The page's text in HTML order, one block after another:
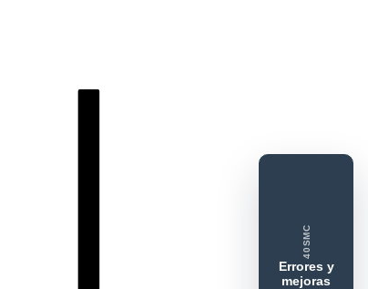
40SMC
Errores y
mejoras